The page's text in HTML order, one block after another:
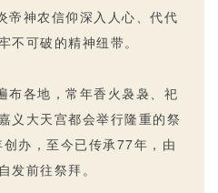
帝神农信仰深入人心、代代
不可破的精神纽带。
布各地，常年香火袅袅、祀
义大天宫都会举行隆重的祭
办，至今已传承77年，由
发前往祭拜。